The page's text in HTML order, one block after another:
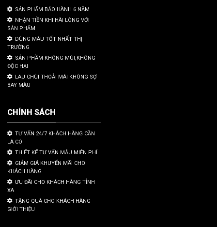
SẢN PHẨM BẢO HÀNH 6 NĂM
NHẬN TIỀN KHI HÀI LÒNG VỚI
SẢN PHẨM
DÙNG MÀU TỐT NHẤT THỊ
TRƯỜNG
SẢN PHẦM KHÔNG MÙI,KHÔNG
ĐỘC HẠI
LAU CHÙI THOẢI MÁI KHÔNG SỢ
BAY MÀU
CHÍNH SÁCH
TƯ VẤN 24/7 KHÁCH HÀNG CẦN
LÀ CÓ
THIẾT KẾ TƯ VẤN MẪU MIỄN PHÍ
GIẢM GIÁ KHUYẾN MÃI CHO
KHÁCH HÀNG
ƯU ĐÃI CHO KHÁCH HÀNG TỈNH
XA
TẶNG QUÀ CHO KHÁCH HÀNG
GIỚI THIỆU